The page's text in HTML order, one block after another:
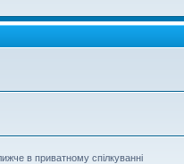
в приватному спілкуванні